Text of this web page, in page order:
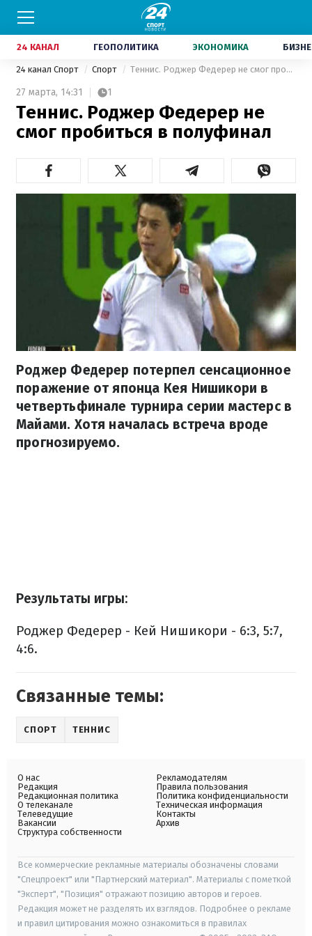
24 КАНАЛ ГЕОПОЛИТИКА ЭКОНОМИКА
24 канал Спорт Спорт Теннис. Роджер Федерер не смог пробиться в полуфинал
27 марта, 14:31 1
Теннис. Роджер Федерер не
смог пробиться в полуфинал
Роджер Федерер потерпел сенсационное
поражение от японца Кея Нишикори в
четвертьфинале турнира серии мастерс в
Майами. Хотя началась встреча вроде
прогнозируемо.
Результаты игры:
Роджер Федерер - Кей Нишикори - 6:3, 5:7,
4:6.
Связанные темы:
СПОРТ ТЕННИС
О нас
Редакция
Редакционная политика
О телеканале
Телеведущие
Вакансии
Структура собственности
Рекламодателям
Правила пользования
Политика конфиденциальности
Техническая информация
Контакты
Архив
Все коммерческие рекламные материалы обозначены словами
"Спецпроект" или "Партнерский материал". Материалы с пометкой
"Эксперт", "Позиция" отражают позицию авторов и героев.
Редакция может не разделять их взглядов. Подробнее о рекламе
и правил цитирования можно ознакомиться в правилах